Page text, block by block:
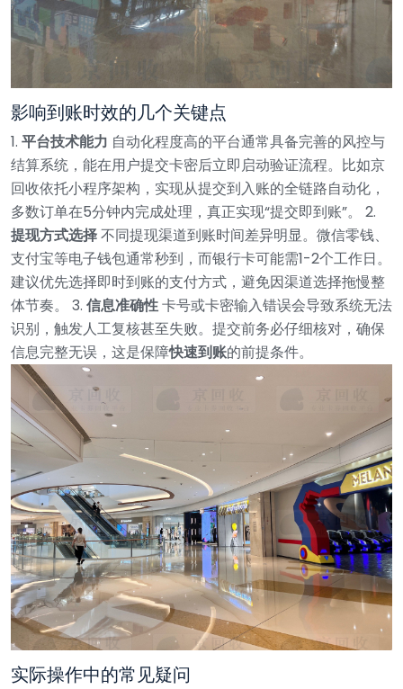
影响到账时效的几个关键点
1. 平台技术能力 自动化程度高的平台通常具备完善的风控与
结算系统，能在用户提交卡密后立即启动验证流程。比如京
回收依托小程序架构，实现从提交到入账的全链路自动化，
多数订单在5分钟内完成处理，真正实现“提交即到账”。
2.
提现方式选择不同提现渠道到账时间差异明显。微信零钱、
支付宝等电子钱包通常秒到，而银行卡可能需1-2个工作日。
建议优先选择即时到账的支付方式，避免因渠道选择拖慢整
体节奏。
3. 信息准确性卡号或卡密输入错误会导致系统无法
识别，触发人工复核甚至失败。提交前务必仔细核对，确保
信息完整无误，这是保障快速到账的前提条件。
实际操作中的常见疑问